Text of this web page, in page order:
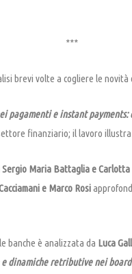
***
brevi volte a cogliere le
pagamenti e instant payments:
finanziario; il lavoro
Sergio Maria Battaglia e Carlotta
e Marco Rosi
banche è analizzata da Luca
dinamiche retributive nei